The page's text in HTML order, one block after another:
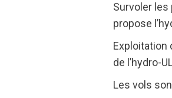
Survoler les
propose
Exploitation
de l’hydro-
Les vols